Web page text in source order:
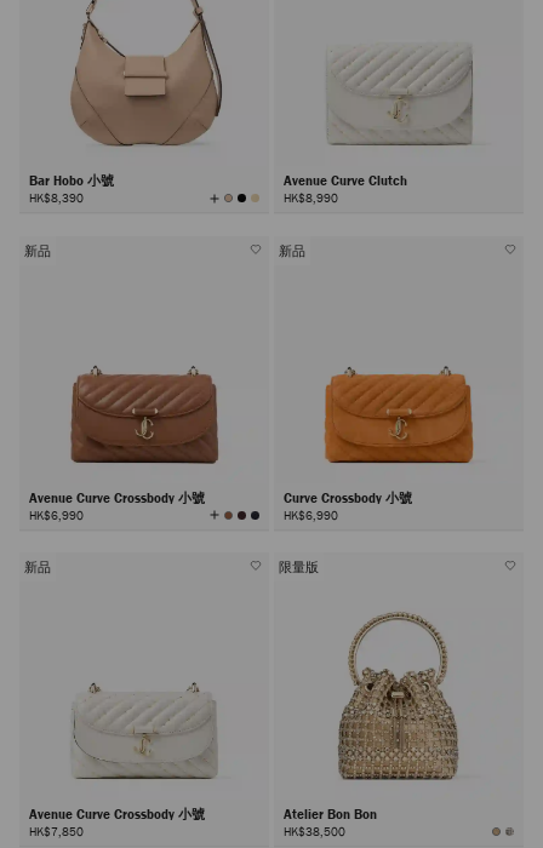
Bar Hobo 小號
HK$8,390 查
看
Avenue Curve Clutch
HK$8,990
新品
Avenue Curve Crossbody 小號
HK$6,990 查
看
新品
Curve Crossbody 小號
HK$6,990
新品
Avenue Curve Crossbody 小號
HK$7,850
限量版
Atelier Bon Bon
HK$38,500